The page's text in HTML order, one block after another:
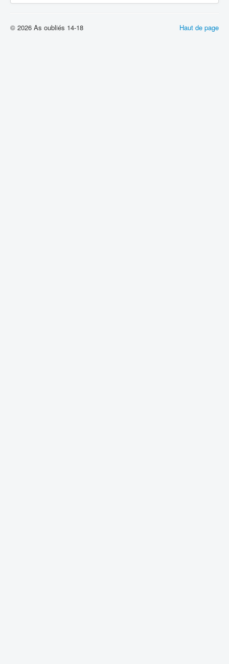
Haut de page
© 2026 As oubliés 14-18